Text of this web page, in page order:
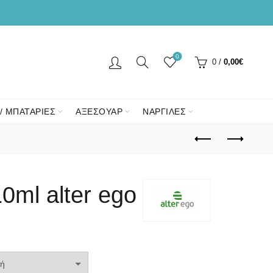
0
0 / 0,00€
ΜΠΑΤΑΡΙΕΣ ΑΞΕΣΟΥΑΡ ΝΑΡΓΙΛΕΣ
alter ego